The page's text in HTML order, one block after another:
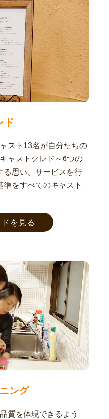
ド
スト13名が自分たちの
ャストクレド～6つの
る思い、サービスを行
準をすべてのキャスト
ドを見る
ング
質を体現できるよう